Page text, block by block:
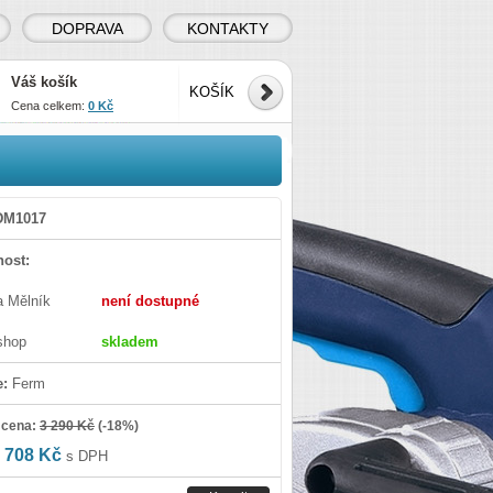
Mělník není dostupné
skladem
Ferm
3 290 Kč (-18%)
708 Kč s DPH
DOPRAVA KONTAKTY
KOŠÍK
Váš košík
Cena celkem: 0 Kč